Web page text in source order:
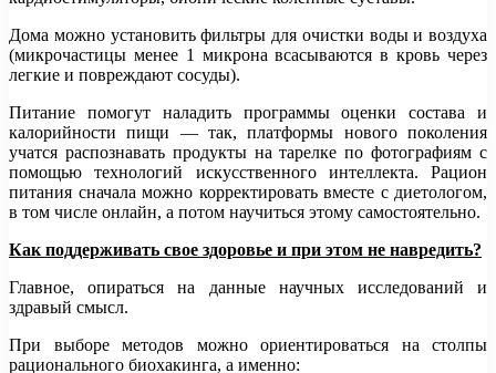
Дома можно установить фильтры для очистки воды и воздуха
(микрочастицы менее 1 микрона всасываются в кровь через
легкие и повреждают сосуды).
Питание помогут наладить программы оценки состава и
калорийности пищи — так, платформы нового поколения
учатся распознавать продукты на тарелке по фотографиям с
помощью технологий искусственного интеллекта. Рацион
питания сначала можно корректировать вместе с диетологом,
в том числе онлайн, а потом научиться этому самостоятельно.
Как поддерживать свое здоровье и при этом не навредить?
Главное, опираться на данные научных исследований и
здравый смысл.
При выборе методов можно ориентироваться на столпы
рационального биохакинга, а именно: